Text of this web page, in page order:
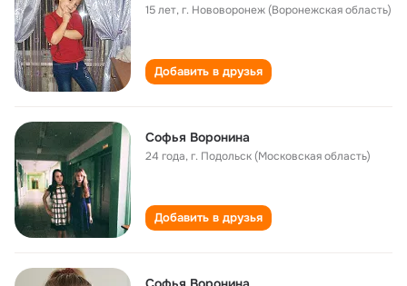
15 лет,г. Нововоронеж (Воронежская область)
Добавить в друзья
Софья Воронина
24 года,г. Подольск (Московская область)
Добавить в друзья